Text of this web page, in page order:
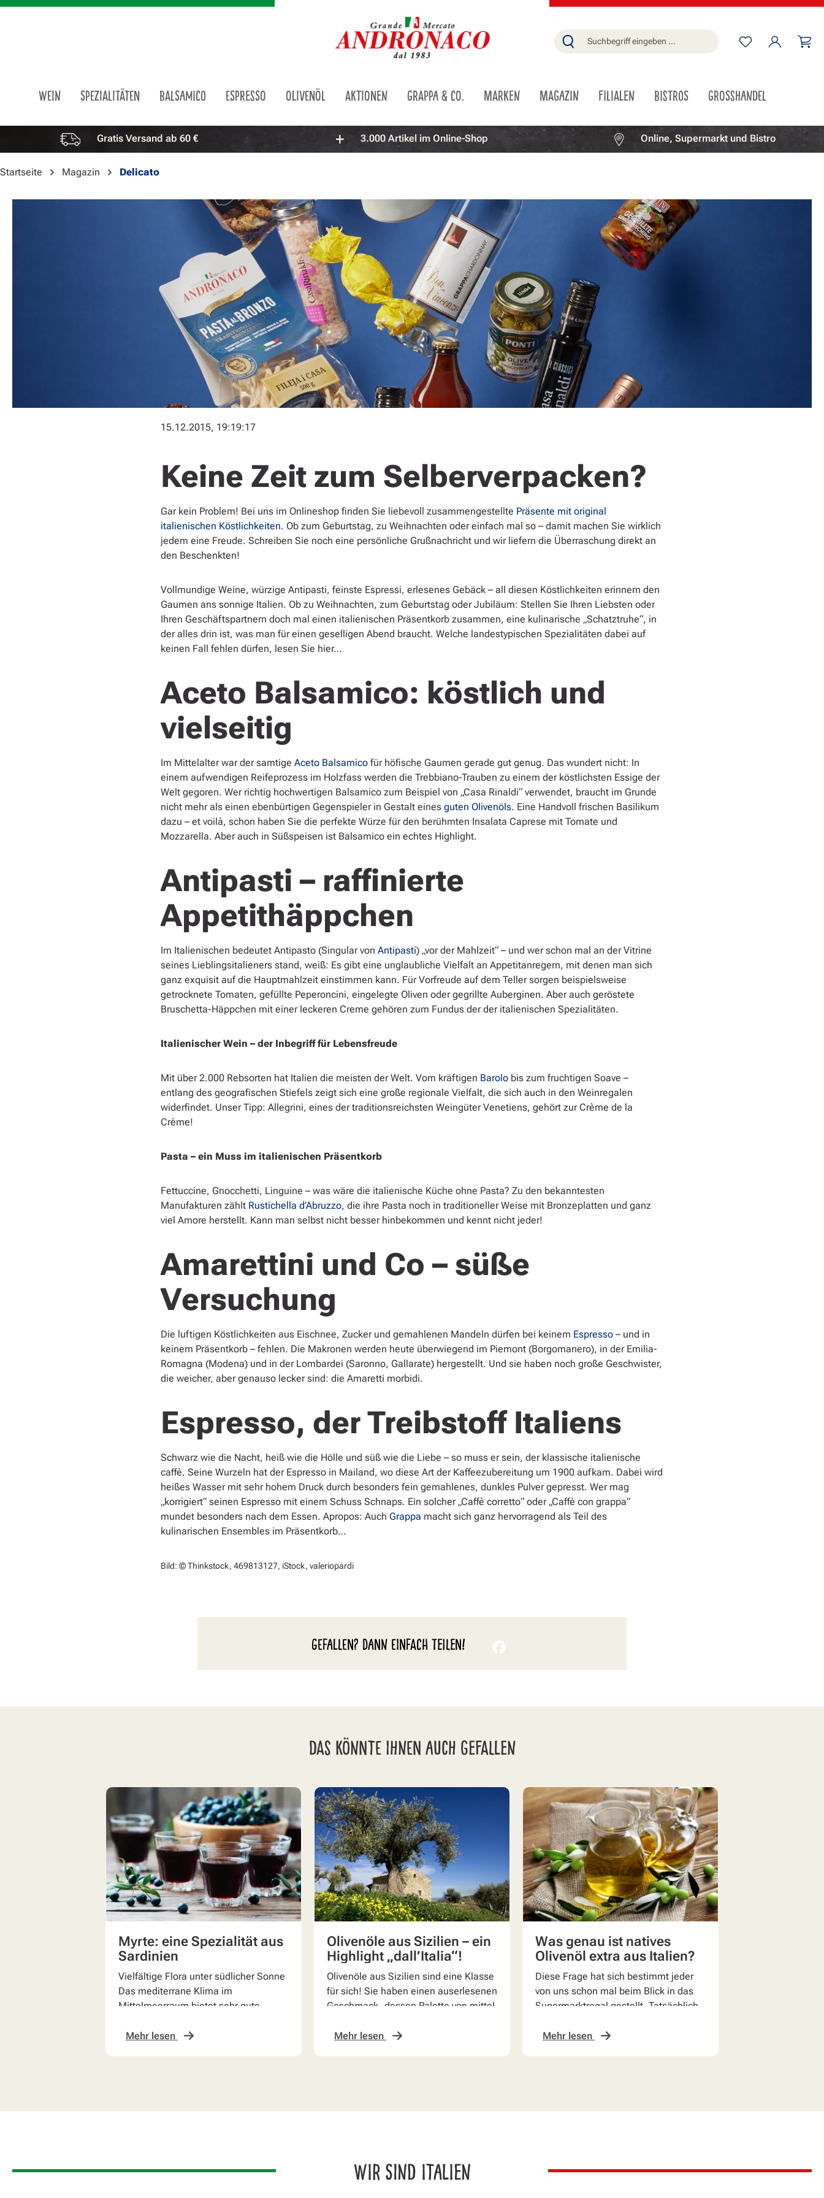
Du hast 0
WEIN SPEZIALITÄTEN BALSAMICO ESPRESSO OLIVENÖL AKTIONEN GRAPPA & CO. MARKEN MAGAZIN FILIALEN BISTROS GROSSHANDEL
Vorteile überspringen Gratis Versand ab 60 € 3.000 Artikel im Online-Shop Online, Supermarkt und Bistro
Startseite Magazin Delicato
15.12.2015, 19:19:17
Keine Zeit zum Selberverpacken?
Gar kein Problem! Bei uns im Onlineshop finden Sie liebevoll zusammengestellte Präsente mit original
italienischen Köstlichkeiten. Ob zum Geburtstag, zu Weihnachten oder einfach mal so – damit machen Sie wirklich
jedem eine Freude. Schreiben Sie noch eine persönliche Grußnachricht und wir liefern die Überraschung direkt an
den Beschenkten!
Vollmundige Weine, würzige Antipasti, feinste Espressi, erlesenes Gebäck – all diesen Köstlichkeiten erinnern den
Gaumen ans sonnige Italien. Ob zu Weihnachten, zum Geburtstag oder Jubiläum: Stellen Sie Ihren Liebsten oder
Ihren Geschäftspartnern doch mal einen italienischen Präsentkorb zusammen, eine kulinarische „Schatztruhe“, in
der alles drin ist, was man für einen geselligen Abend braucht. Welche landestypischen Spezialitäten dabei auf
keinen Fall fehlen dürfen, lesen Sie hier…
Aceto Balsamico: köstlich und
vielseitig
Im Mittelalter war der samtige Aceto Balsamico für höfische Gaumen gerade gut genug. Das wundert nicht: In
einem aufwendigen Reifeprozess im Holzfass werden die Trebbiano-Trauben zu einem der köstlichsten Essige der
Welt gegoren. Wer richtig hochwertigen Balsamico zum Beispiel von „Casa Rinaldi“ verwendet, braucht im Grunde
nicht mehr als einen ebenbürtigen Gegenspieler in Gestalt eines guten Olivenöls. Eine Handvoll frischen Basilikum
dazu – et voilà, schon haben Sie die perfekte Würze für den berühmten Insalata Caprese mit Tomate und
Mozzarella. Aber auch in Süßspeisen ist Balsamico ein echtes Highlight.
Antipasti – raffinierte
Appetithäppchen
Im Italienischen bedeutet Antipasto (Singular von Antipasti) „vor der Mahlzeit“ – und wer schon mal an der Vitrine
seines Lieblingsitalieners stand, weiß: Es gibt eine unglaubliche Vielfalt an Appetitanregern, mit denen man sich
ganz exquisit auf die Hauptmahlzeit einstimmen kann. Für Vorfreude auf dem Teller sorgen beispielsweise
getrocknete Tomaten, gefüllte Peperoncini, eingelegte Oliven oder gegrillte Auberginen. Aber auch geröstete
Bruschetta-Häppchen mit einer leckeren Creme gehören zum Fundus der der italienischen Spezialitäten.
Italienischer Wein – der Inbegriff für Lebensfreude
Mit über 2.000 Rebsorten hat Italien die meisten der Welt. Vom kräftigen Barolo bis zum fruchtigen Soave –
entlang des geografischen Stiefels zeigt sich eine große regionale Vielfalt, die sich auch in den Weinregalen
widerfindet. Unser Tipp: Allegrini, eines der traditionsreichsten Weingüter Venetiens, gehört zur Crème de la
Crème!
Pasta – ein Muss im italienischen Präsentkorb
Fettuccine, Gnocchetti, Linguine – was wäre die italienische Küche ohne Pasta? Zu den bekanntesten
Manufakturen zählt Rustichella d’Abruzzo, die ihre Pasta noch in traditioneller Weise mit Bronzeplatten und ganz
viel Amore herstellt. Kann man selbst nicht besser hinbekommen und kennt nicht jeder!
Amarettini und Co – süße
Versuchung
Die luftigen Köstlichkeiten aus Eischnee, Zucker und gemahlenen Mandeln dürfen bei keinem Espresso – und in
keinem Präsentkorb – fehlen. Die Makronen werden heute überwiegend im Piemont (Borgomanero), in der Emilia-
Romagna (Modena) und in der Lombardei (Saronno, Gallarate) hergestellt. Und sie haben noch große Geschwister,
die weicher, aber genauso lecker sind: die Amaretti morbidi.
Espresso, der Treibstoff Italiens
Schwarz wie die Nacht, heiß wie die Hölle und süß wie die Liebe – so muss er sein, der klassische italienische
caffè. Seine Wurzeln hat der Espresso in Mailand, wo diese Art der Kaffeezubereitung um 1900 aufkam. Dabei wird
heißes Wasser mit sehr hohem Druck durch besonders fein gemahlenes, dunkles Pulver gepresst. Wer mag
„korrigiert“ seinen Espresso mit einem Schuss Schnaps. Ein solcher „Caffè corretto“ oder „Caffè con grappa“
mundet besonders nach dem Essen. Apropos: Auch Grappa macht sich ganz hervorragend als Teil des
kulinarischen Ensembles im Präsentkorb…
Bild: © Thinkstock, 469813127, iStock, valeriopardi
GEFALLEN? DANN EINFACH TEILEN!
DAS KÖNNTE IHNEN AUCH GEFALLEN
Myrte: eine Spezialität aus
Sardinien
Vielfältige Flora unter südlicher Sonne
Das mediterrane Klima im
Mittelmeerraum bietet sehr gute
Vegetation.
Mehr lesen
Olivenöle aus Sizilien – ein
Highlight „dall’Italia“!
Olivenöle aus Sizilien sind eine Klasse
für sich! Sie haben einen auserlesenen
Geschmack, dessen Palette von mittel
Mehr lesen
Was genau ist natives
Olivenöl extra aus Italien?
Diese Frage hat sich bestimmt jeder
von uns schon mal beim Blick in das
Supermarktregal gestellt. Tatsächlich
bean...
Mehr lesen
WIR SIND ITALIEN